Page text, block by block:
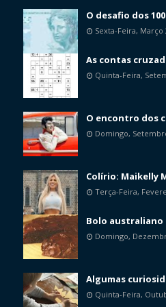
O desafio dos 100
Sexta-Feira, Março
As contas
Quinta-Feira,
O encontro dos
Domingo,
Colírio: Maikelly
Terça-Feira,
Bolo australiano
Domingo,
Algumas
Quinta-Feira,